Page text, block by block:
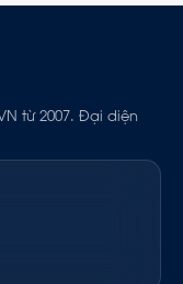
từ 2007. Đại diện